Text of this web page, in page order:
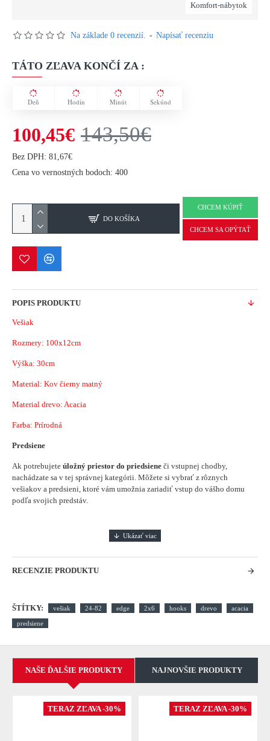
Komfort-nábytok
Na základe 0 recenzií. - Napísať recenziu
TÁTO ZĽAVA KONČÍ ZA :
Deň Hodín Minút Sekúnd
100,45€ 143,50€
Bez DPH: 81,67€
Cena vo vernostných bodoch: 400
DO KOŠÍKA
CHCEM KÚPIŤ
CHCEM SA OPÝTAŤ
POPIS PRODUKTU
Vešiak
Rozmery: 100x12cm
Výška: 30cm
Material: Kov čierny matný
Material drevo: Acacia
Farba: Prírodná
Predsiene
Ak potrebujete úložný priestor do priedsiene či vstupnej chodby,
nachádzate sa v tej správnej kategórii. Môžete si vybrať z rôznych
vešiakov a predsieni, ktoré vám umožnia zariadiť vstup do vášho domu
podľa svojich predstáv.
RECENZIE PRODUKTU
ŠTÍTKY: vešiak 24-82 edge 2x6 hooks drevo acacia
predsiene
NAŠE ĎALŠIE PRODUKTY NAJNOVŠIE PRODUKTY
TERAZ ZĽAVA -30% TERAZ ZĽAVA -30%